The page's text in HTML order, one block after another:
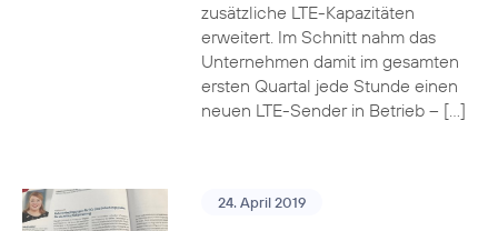
zusätzliche LTE-Kapazitäten
erweitert. Im Schnitt nahm das
Unternehmen damit im gesamten
ersten Quartal jede Stunde einen
neuen LTE-Sender in Betrieb – […]
24. April 2019